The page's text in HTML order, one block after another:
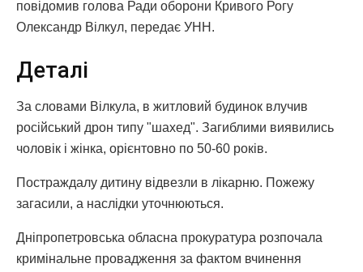
повідомив голова Ради оборони Кривого Рогу
Олександр Вілкул, передає УНН.
Деталі
За словами Вілкула, в житловий будинок влучив
російський дрон типу "шахед". Загиблими виявились
чоловік і жінка, орієнтовно по 50-60 років.
Постраждалу дитину відвезли в лікарню. Пожежу
загасили, а наслідки уточнюються.
Дніпропетровська обласна прокуратура розпочала
кримінальне провадження за фактом вчинення